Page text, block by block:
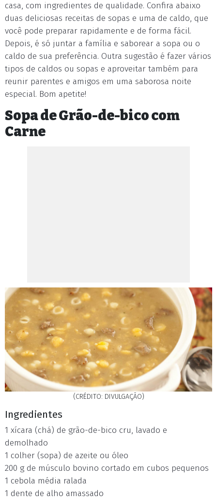
casa, com ingredientes de qualidade. Confira abaixo
duas deliciosas receitas de sopas e uma de caldo, que
você pode preparar rapidamente e de forma fácil.
Depois, é só juntar a família e saborear a sopa ou o
caldo de sua preferência. Outra sugestão é fazer vários
tipos de caldos ou sopas e aproveitar também para
reunir parentes e amigos em uma saborosa noite
especial. Bom apetite!
Sopa de Grão-de-bico com
Carne
(CRÉDITO: DIVULGAÇÃO)
Ingredientes
1 xícara (chá) de grão-de-bico cru, lavado e
demolhado
1 colher (sopa) de azeite ou óleo
200 g de músculo bovino cortado em cubos pequenos
1 cebola média ralada
1 dente de alho amassado